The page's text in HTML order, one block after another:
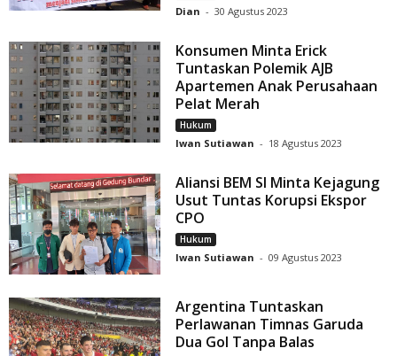
Dian - 30 Agustus 2023
Konsumen Minta Erick
Tuntaskan Polemik AJB
Apartemen Anak Perusahaan
Pelat Merah
Hukum
Iwan Sutiawan - 18 Agustus 2023
Aliansi BEM SI Minta Kejagung
Usut Tuntas Korupsi Ekspor
CPO
Hukum
Iwan Sutiawan - 09 Agustus 2023
Argentina Tuntaskan
Perlawanan Timnas Garuda
Dua Gol Tanpa Balas